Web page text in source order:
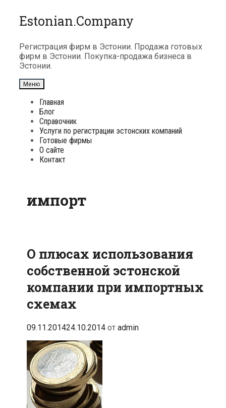
Перейти
к
Estonian.Company
Регистрация фирм в Эстонии. Продажа готовых
фирм в Эстонии. Покупка-продажа бизнеса в
Эстонии.
Меню
Главная
Блог
Справочник
Услуги по регистрации эстонских компаний
Готовые фирмы
О сайте
Контакт
импорт
О плюсах использования
собственной эстонской
компании при импортных
схемах
09.11.201424.10.2014 от admin